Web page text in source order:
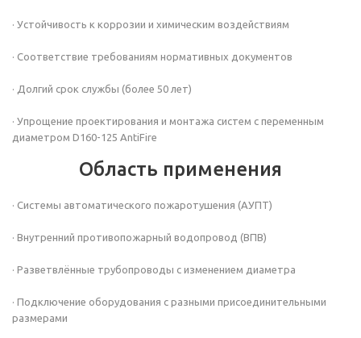
· Устойчивость к коррозии и химическим воздействиям
· Соответствие требованиям нормативных документов
· Долгий срок службы (более 50 лет)
· Упрощение проектирования и монтажа систем с переменным
диаметром D160-125 AntiFire
Область применения
· Системы автоматического пожаротушения (АУПТ)
· Внутренний противопожарный водопровод (ВПВ)
· Разветвлённые трубопроводы с изменением диаметра
· Подключение оборудования с разными присоединительными
размерами